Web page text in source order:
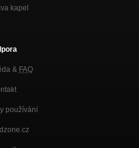
kapel
& FAQ
používání